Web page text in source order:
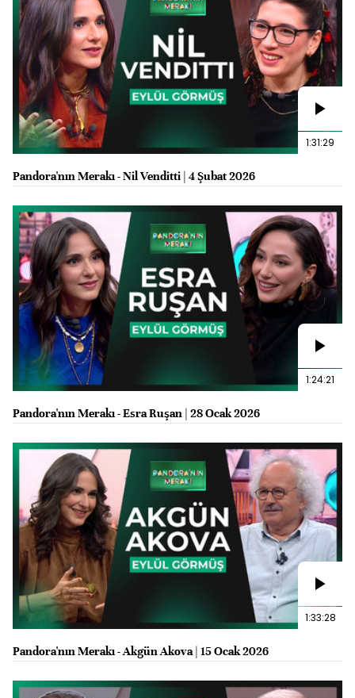
1:31:29
Pandora'nın Merakı - Nil Venditti | 4 Şubat 2026
1:24:21
Pandora'nın Merakı - Esra Ruşan | 28 Ocak 2026
1:33:28
Pandora'nın Merakı - Akgün Akova | 15 Ocak 2026